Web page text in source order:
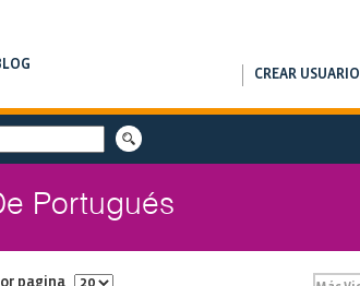
CREAR USUARIO
Portugués